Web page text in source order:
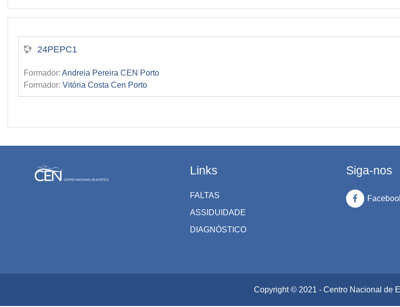
24PEPC1
Formador: Andreia Pereira CEN Porto
Formador: Vitória Costa Cen Porto
Links
FALTAS
ASSIDUIDADE
DIAGNÓSTICO
Siga-nos
Copyright © 2021 - Centro Nacional de